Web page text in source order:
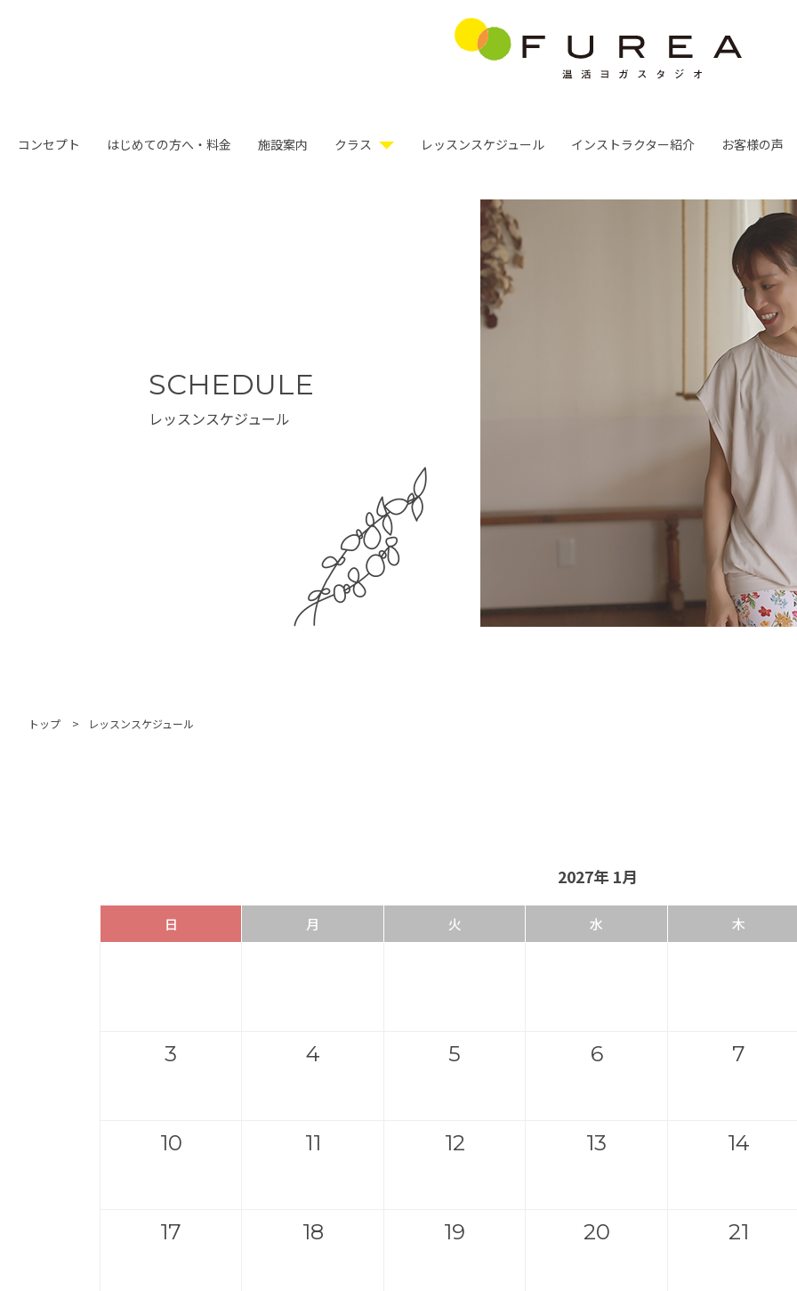
コンセプト はじめての方へ・料金 施設案内 クラス レッスンスケジュール インストラクター紹介 お客様の声
SCHEDULE
レッスンスケジュール
トップ レッスンスケジュール
2027年 1月
日 月 火 水 木
3 4 5 6 7
10 11 12 13 14
17 18 19 20 21